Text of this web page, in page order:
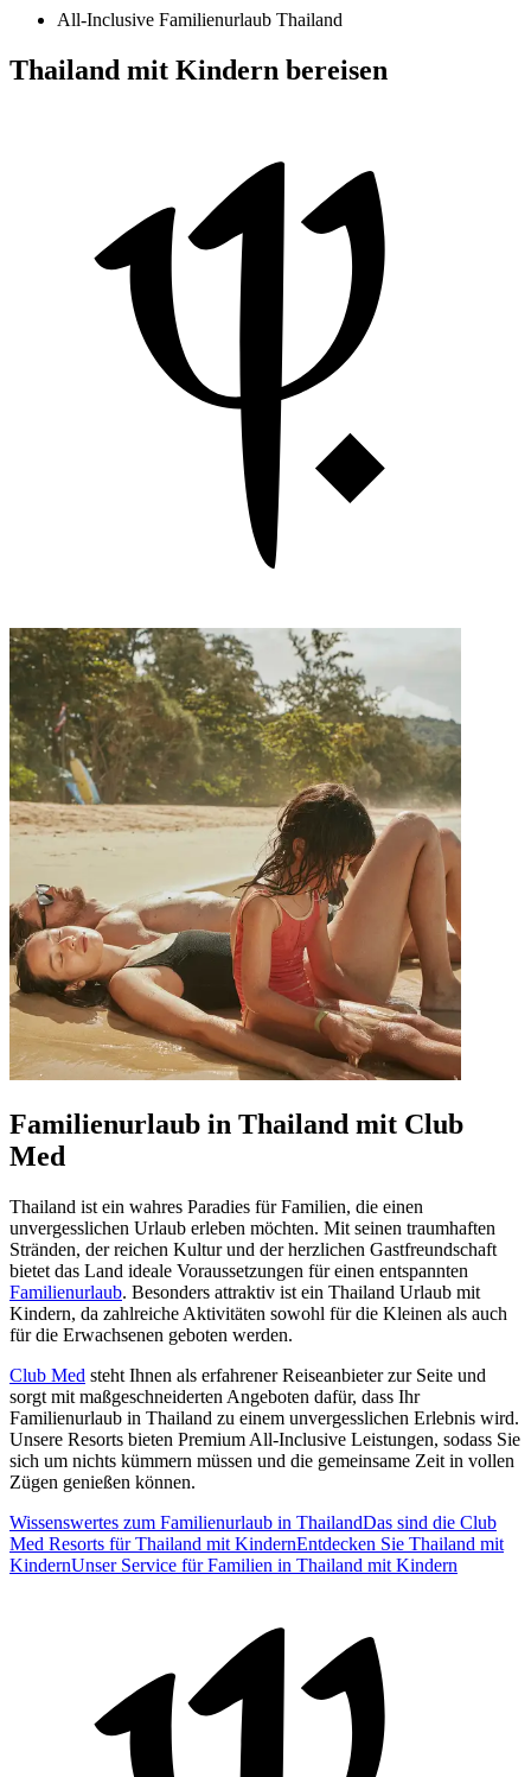
All-Inclusive Familienurlaub Thailand
Thailand mit Kindern bereisen
Familienurlaub in Thailand mit Club
Med
Thailand ist ein wahres Paradies für Familien, die einen
unvergesslichen Urlaub erleben möchten. Mit seinen traumhaften
Stränden, der reichen Kultur und der herzlichen Gastfreundschaft
bietet das Land ideale Voraussetzungen für einen entspannten
Familienurlaub. Besonders attraktiv ist ein Thailand Urlaub mit
Kindern, da zahlreiche Aktivitäten sowohl für die Kleinen als auch
für die Erwachsenen geboten werden.
Club Med steht Ihnen als erfahrener Reiseanbieter zur Seite und
sorgt mit maßgeschneiderten Angeboten dafür, dass Ihr
Familienurlaub in Thailand zu einem unvergesslichen Erlebnis wird.
Unsere Resorts bieten Premium All-Inclusive Leistungen, sodass Sie
sich um nichts kümmern müssen und die gemeinsame Zeit in vollen
Zügen genießen können.
Wissenswertes zum Familienurlaub in ThailandDas sind die Club
Med Resorts für Thailand mit KindernEntdecken Sie Thailand mit
KindernUnser Service für Familien in Thailand mit Kindern